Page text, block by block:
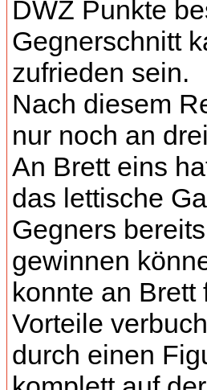
DWZ Punkte
Gegnerschnitt
zufrieden sein.
Nach diesem
nur noch an
An Brett eins
das lettische
Gegners
gewinnen
konnte an Brett
Vorteile
durch einen